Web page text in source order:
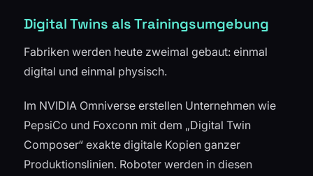
Digital Twins als Trainingsumgebung
Fabriken werden heute zweimal gebaut: einmal
digital und einmal physisch.
Im NVIDIA Omniverse erstellen Unternehmen wie
PepsiCo und Foxconn mit dem „Digital Twin
Composer“ exakte digitale Kopien ganzer
Produktionslinien. Roboter werden in diesen